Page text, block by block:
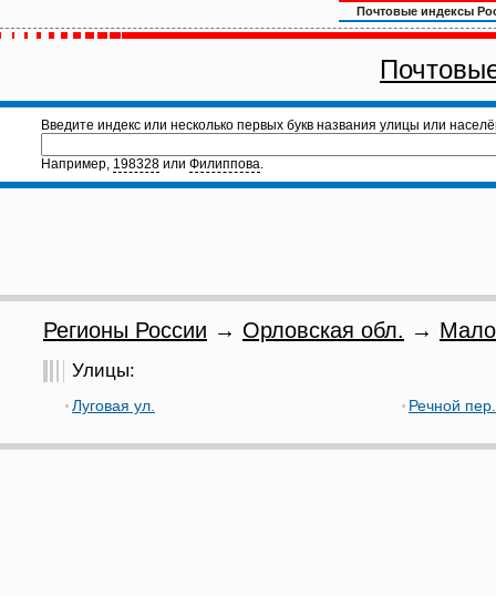
Почтовые индексы
Введите индекс или несколько первых букв названия улицы или
Например, 198328 или Филиппова.
Регионы России → Орловская обл. →
Улицы:
Луговая ул. Речной пер.